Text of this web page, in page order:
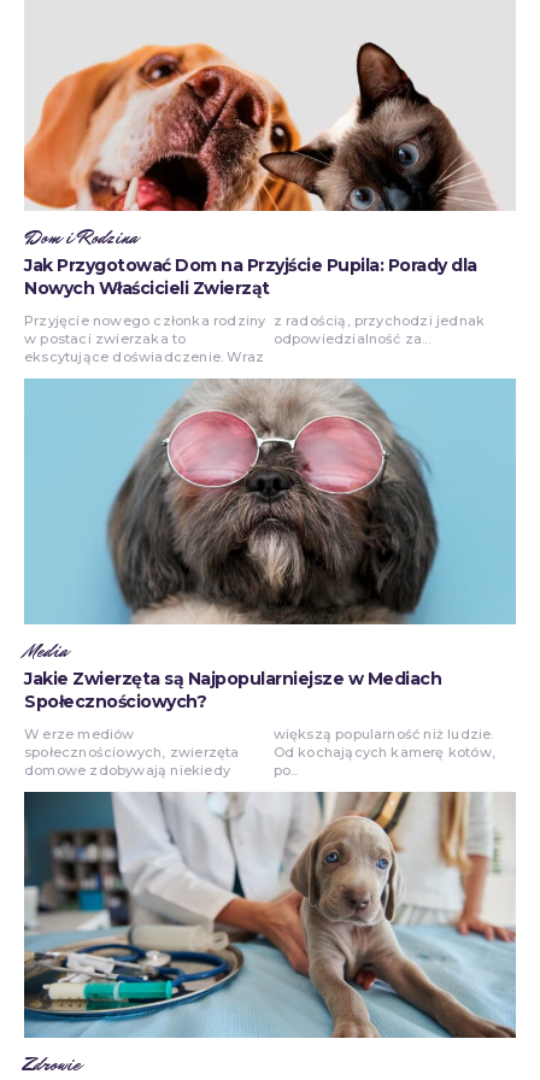
Dom i Rodzina
Jak Przygotować Dom na Przyjście Pupila: Porady dla
Nowych Właścicieli Zwierząt
Przyjęcie nowego członka rodziny
w postaci zwierzaka to
ekscytujące doświadczenie. Wraz
z radością, przychodzi jednak
odpowiedzialność za...
Media
Jakie Zwierzęta są Najpopularniejsze w Mediach
Społecznościowych?
W erze mediów
społecznościowych, zwierzęta
domowe zdobywają niekiedy
większą popularność niż ludzie.
Od kochających kamerę kotów,
po...
Zdrowie